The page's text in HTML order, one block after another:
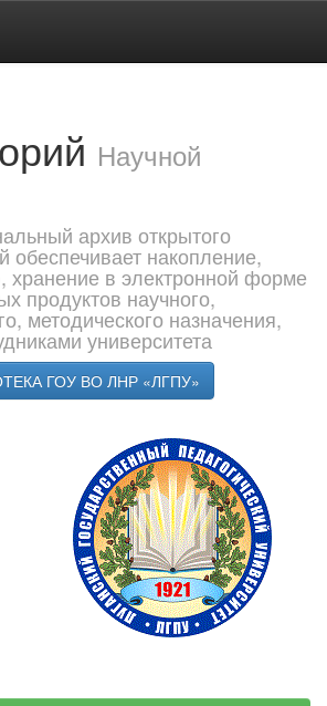
Научной
архив открытого
обеспечивает накопление,
хранение в электронной форме
продуктов научного,
методического назначения,
университета
ГОУ ВО ЛНР «ЛГПУ»